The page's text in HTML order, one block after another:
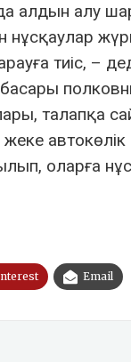
алдын алу
нұсқаулар
тиіс, –
талапқа
оларға
Email